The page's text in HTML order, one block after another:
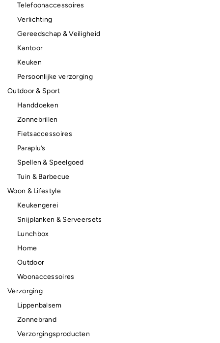
Telefoonaccessoires
Verlichting
Gereedschap & Veiligheid
Kantoor
Keuken
Persoonlijke verzorging
Outdoor & Sport
Handdoeken
Zonnebrillen
Fietsaccessoires
Paraplu’s
Spellen & Speelgoed
Tuin & Barbecue
Woon & Lifestyle
Keukengerei
Snijplanken & Serveersets
Lunchbox
Home
Outdoor
Woonaccessoires
Verzorging
Lippenbalsem
Zonnebrand
Verzorgingsproducten